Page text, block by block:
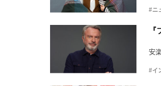
#ニ
安
#イ